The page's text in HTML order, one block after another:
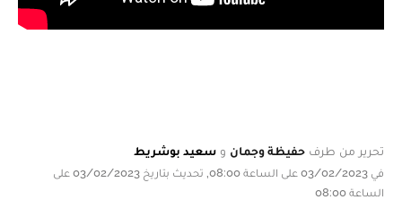
تحرير من طرف حفيظة وجمان و سعيد بوشريط
في 03/02/2023 على الساعة 08:00, تحديث بتاريخ 03/02/2023 على
الساعة 08:00